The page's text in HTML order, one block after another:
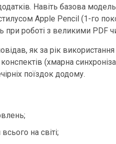
Навіть базова
Apple Pencil (1-го
при роботі з великими PDF
як за рік
(хмарна
поїздок додому.
на світі;